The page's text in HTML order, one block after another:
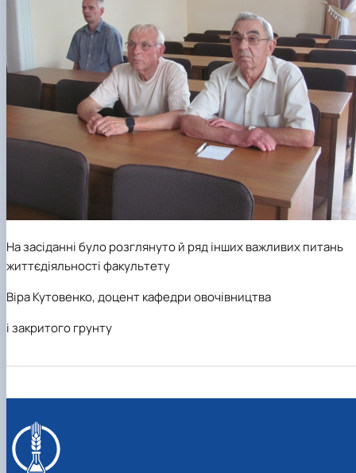
На засіданні було розглянуто й ряд інших важливих питань
життєдіяльності факультету
Віра Кутовенко, доцент кафедри овочівництва
і закритого грунту